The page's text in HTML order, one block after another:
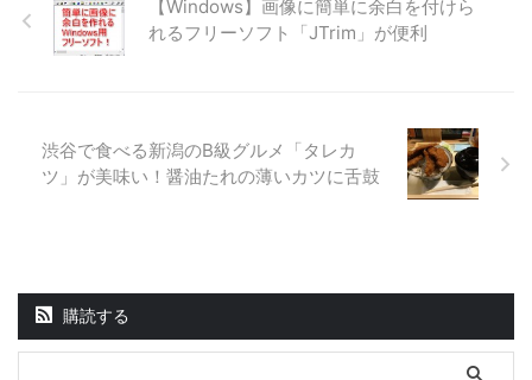
【Windows】画像に簡単に余白を付けら
れるフリーソフト「JTrim」が便利
渋谷で食べる新潟のB級グルメ「タレカ
ツ」が美味い！醤油たれの薄いカツに舌鼓
購読する